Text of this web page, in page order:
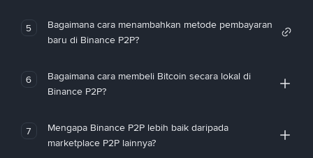
5
Bagaimana cara menambahkan metode pembayaran
baru di Binance P2P?
6
Bagaimana cara membeli Bitcoin secara lokal di
Binance P2P?
7
Mengapa Binance P2P lebih baik daripada
marketplace P2P lainnya?